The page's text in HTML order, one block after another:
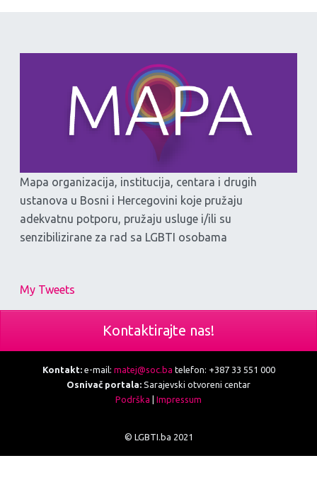
Mapa organizacija, institucija, centara i drugih
ustanova u Bosni i Hercegovini koje pružaju
adekvatnu potporu, pružaju usluge i/ili su
senzibilizirane za rad sa LGBTI osobama
My Tweets
Kontaktirajte nas!
Kontakt:e-mail: matej@soc.ba telefon: +387 33 551 000
Osnivač portala: Sarajevski otvoreni centar
Podrška | Impressum
© LGBTI.ba 2021